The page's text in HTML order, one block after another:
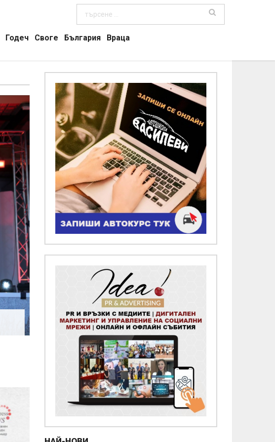
Годеч Своге България
Враца